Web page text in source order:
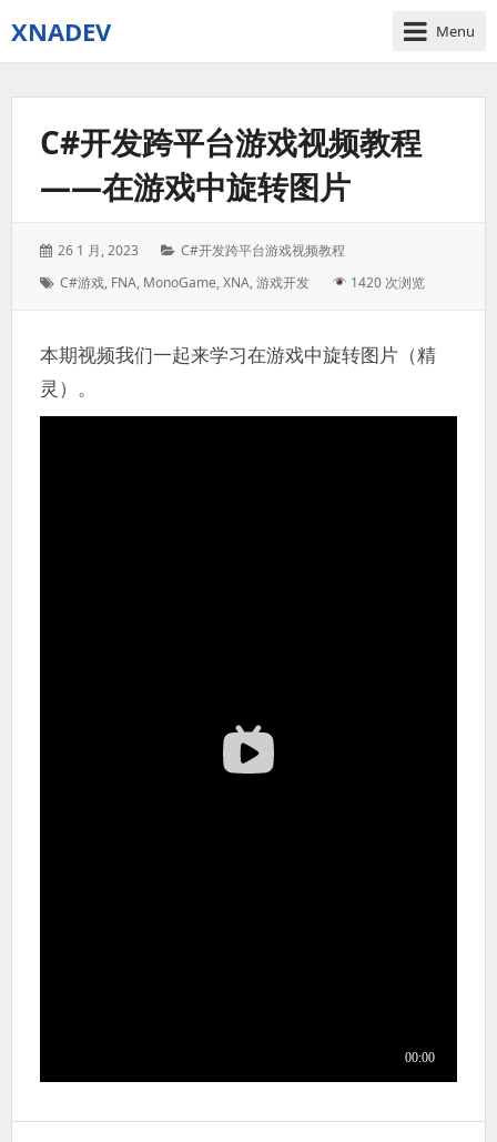
XNADEV Menu
C#开发跨平台游戏视频教程
——在游戏中旋转图片
Posted
26 1 月, 2023 Categories:
C#开发跨平台游戏视频教程
Tags:
C#游戏, FNA, MonoGame,XNA,游戏开发 1420 次浏览
本期视频我们一起来学习在游戏中旋转图片（精
灵）。